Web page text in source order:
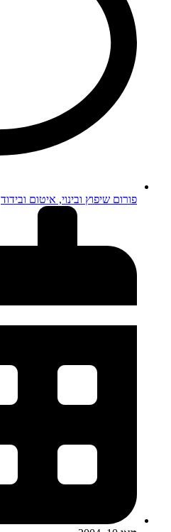
פורום שיפוץ ובינוי, איטום ובידוד